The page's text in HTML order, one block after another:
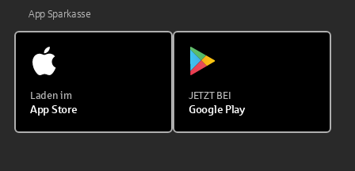
App Sparkasse
Laden im
App Store
JETZT BEI
Google Play